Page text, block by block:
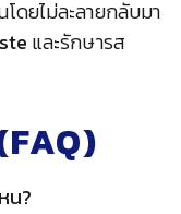
โดยไม่ละลายกลับมา
และรักษารส
น?